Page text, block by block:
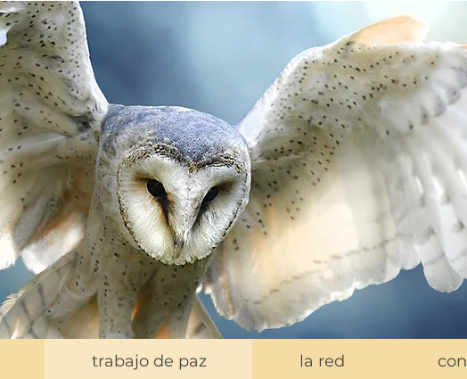
trabajo de paz la red